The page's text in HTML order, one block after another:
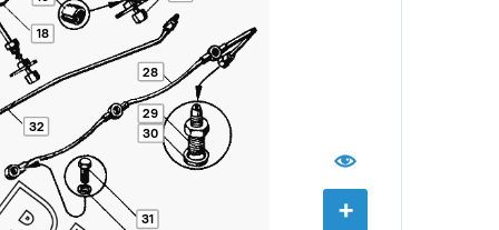
+
18
28
29
30
31
32